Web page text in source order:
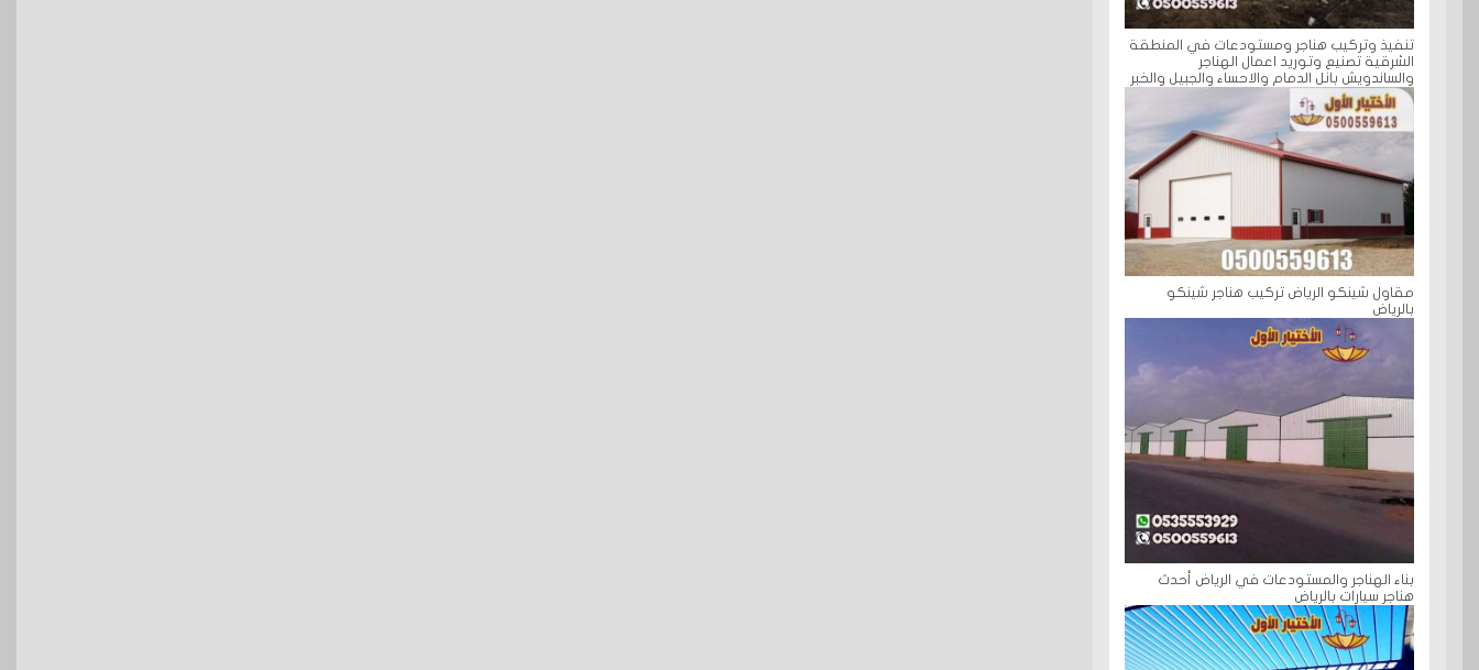
تنفيذ وتركيب هناجر ومستودعات في المنطقة
الشرقية تصنيع وتوريد اعمال الهناجر
والساندويش بانل الدمام والاحساء والجبيل والخبر
مقاول شينكو الرياض تركيب هناجر شينكو
بالرياض
بناء الهناجر والمستودعات في الرياض أحدث
هناجر سيارات بالرياض